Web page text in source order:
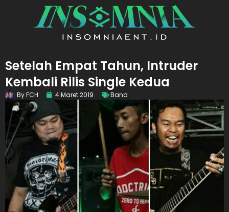
Setelah Empat Tahun, Intruder
Kembali Rilis Single Kedua
ByFCH 4 Maret 2019 Band